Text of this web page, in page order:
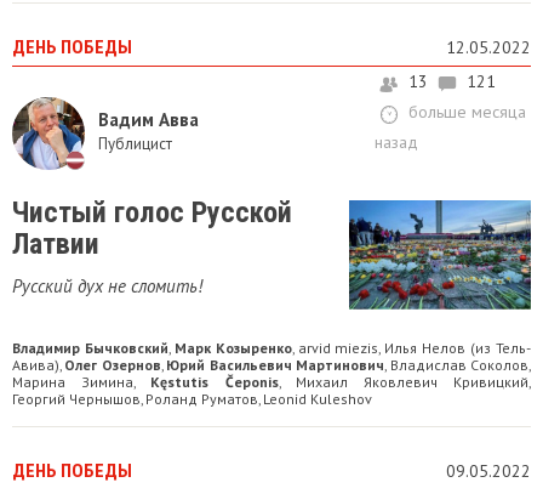
ДЕНЬ ПОБЕДЫ 12.05.2022
Вадим Авва
Публицист
13
121
больше месяца
назад
Чистый голос Русской
Латвии
Русский дух не сломить!
Владимир Бычковский, Марк Козыренко, arvid miezis, Илья Нелов (из Тель-
Авива), Олег Озернов, Юрий Васильевич Мартинович, Владислав Соколов,
Марина Зимина, Kęstutis Čeponis, Михаил Яковлевич Кривицкий,
Георгий Чернышов, Роланд Руматов, Leonid Kuleshov
ДЕНЬ ПОБЕДЫ
09.05.2022